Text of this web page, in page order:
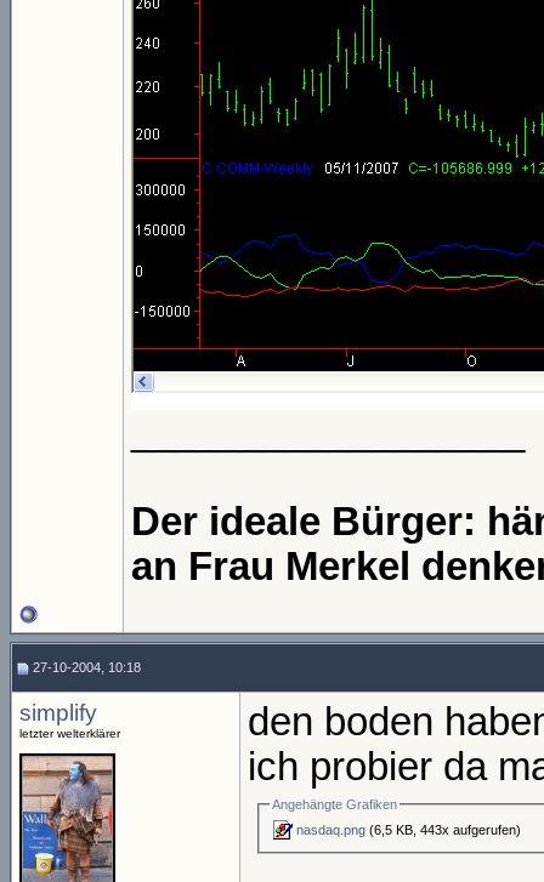
Der ideale Bürger:
an Frau Merkel
27-10-2004, 10:18
simplify
letzter welterklärer
den boden
ich probier da
Angehängte Grafiken
nasdaq.png (6,5 KB, 443x aufgerufen)